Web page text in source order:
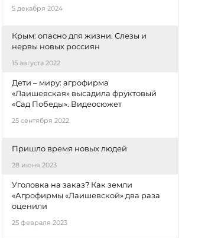
5 декабря 2024
Крым: опасно для жизни. Слезы и
нервы новых россиян
15 августа 2022
Дети – миру: агрофирма
«Лаишевская» высадила фруктовый
«Сад Победы». Видеосюжет
25 сентября 2022
Пришло время новых людей
28 июня 2023
Уголовка на заказ? Как земли
«Агрофирмы «Лаишевской» два раза
оценили
25 февраля 2023